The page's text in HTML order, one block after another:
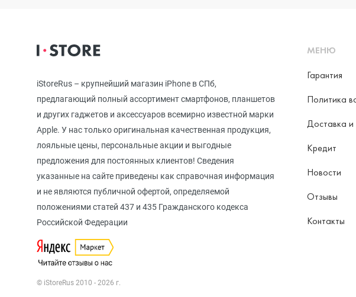
iPhone 12 mini
iPhone 11 Pro Max
iPhone 11 Pro
iStoreRus – крупнейший магазин iPhone в СПб,
предлагающий полный ассортимент смартфонов, планшетов
и других гаджетов и аксессуаров всемирно известной марки
Apple. У нас только оригинальная качественная продукция,
лояльные цены, персональные акции и выгодные
предложения для постоянных клиентов! Сведения
указанные на сайте приведены как справочная информация
и не являются публичной офертой, определяемой
положениями статей 437 и 435 Гражданского кодекса
Российской Федерации
© iStoreRus 2010 - 2026 г.
МЕНЮ
Гарантия
Политика
Доставка и
Кредит
Новости
Отзывы
Контакты